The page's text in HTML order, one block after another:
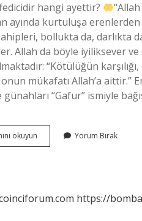
hangi ayettir?
ayında kurtuluşa
bollukta da, darlıkta
Allah da böyle iyiliksever ve
“Kötülüğün
mükafatı Allah’a aittir.”
“Gafur” ismiyle
okuyun Affetmek
Hangi
Yorum Bırak
https://